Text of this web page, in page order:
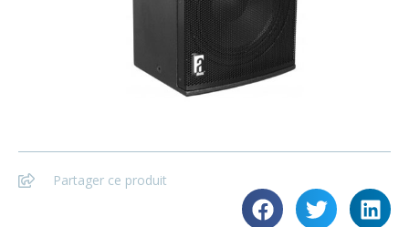
Partager ce produit